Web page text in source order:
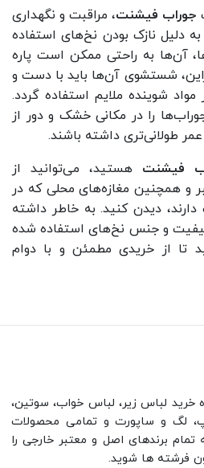
جوراب فیشنت، مراقبت و نگهداری
دلیل نازک بودن نخ‌های استفاده
آن‌ها به راحتی ممکن است پاره
شستشوی آن‌ها باید با دست و
شوینده ملایم استفاده گردد.
را در مکانی خشک و دور از
طولانی‌تری داشته باشند.
فیشنت هستید، می‌توانید از
و همچنین مغازه‌های محلی که در
دیدن کنید. به خاطر داشته
و جنس نخ‌های استفاده شده
تا از خریدی مطمئن و با دوام
خرید لباس زیر، لباس خواب، سوتین،
لگ و ساپورت و تمامی محصولات
برندهای اصل و معتبر خارجی را
فرشته ها شوید.